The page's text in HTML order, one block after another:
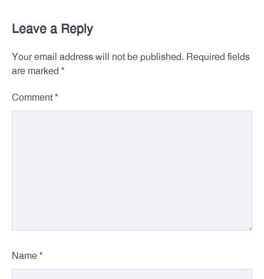
Leave a Reply
Your email address will not be published. Required fields
are marked *
Comment *
Name *